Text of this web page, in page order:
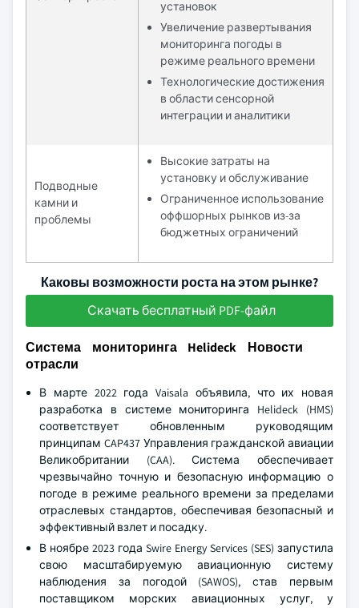
установок
Увеличение развертывания
мониторинга погоды в
режиме реального времени
Технологические достижения
в области сенсорной
интеграции и аналитики
Подводные
камни и
проблемы
Высокие затраты на
установку и обслуживание
Ограниченное использование
оффшорных рынков из-за
бюджетных ограничений
Каковы возможности роста на этом рынке?
Скачать бесплатный PDF-файл
Система мониторинга Helideck Новости
отрасли
В марте 2022 года Vaisala объявила, что их новая
разработка в системе мониторинга Helideck (HMS)
соответствует обновленным руководящим
принципам CAP437 Управления гражданской авиации
Великобритании (CAA). Система обеспечивает
чрезвычайно точную и безопасную информацию о
погоде в режиме реального времени за пределами
отраслевых стандартов, обеспечивая безопасный и
эффективный взлет и посадку.
В ноябре 2023 года Swire Energy Services (SES) запустила
свою масштабируемую авиационную систему
наблюдения за погодой (SAWOS), став первым
поставщиком морских авиационных услуг, у